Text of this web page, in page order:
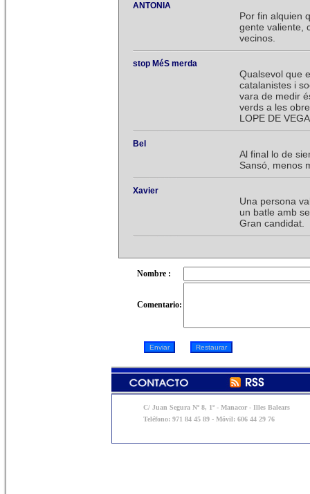
ANTONIA
Por fin alquien
gente valiente,
vecinos.
stop MéS merda
Qualsevol que
catalanistes i
vara de medir
verds a les
LOPE DE
Bel
Al final lo de
Sansó, menos
Xavier
Una persona
un batle amb
Gran candidat.
Nombre :
Comentario:
C/ Juan Segura Nº 8, 1º - Manacor - Illes Balears
Teléfono: 971 84 45 89 - Móvil: 606 44 29 76